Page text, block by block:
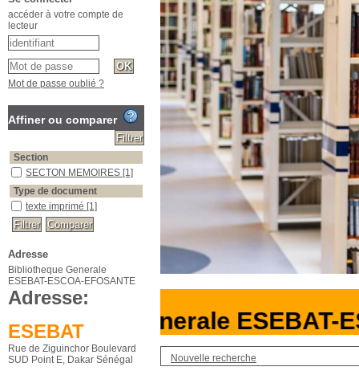
Generale ESEBAT-
Nouvelle recherche
accéder à votre compte de
lecteur
Mot de passe oublié ?
Affiner ou comparer
Section
SECTON MEMOIRES [1]
Type de document
texte imprimé [1]
Adresse
Bibliotheque Generale
ESEBAT-ESCOA-EFOSANTE
Adresse:
ESEBAT
Rue de Ziguinchor Boulevard
SUD Point E, Dakar Sénégal